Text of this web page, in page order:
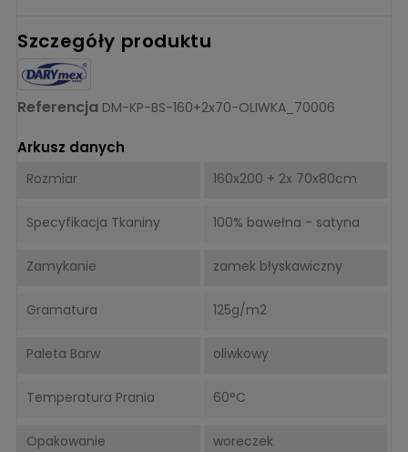
Szczegóły produktu
Referencja DM-KP-BS-160+2x70-OLIWKA_70006
Arkusz danych
Rozmiar 160x200 + 2x 70x80cm
Specyfikacja Tkaniny 100% bawełna - satyna
Zamykanie zamek błyskawiczny
Gramatura 125g/m2
Paleta Barw oliwkowy
Temperatura Prania 60°C
Opakowanie woreczek